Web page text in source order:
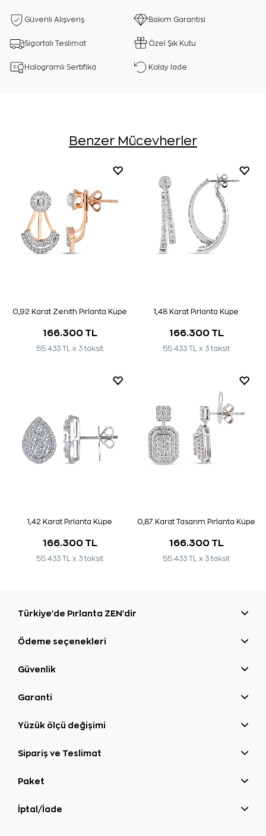
Güvenli Alışveriş Bakım Garantisi
Sigortalı Teslimat Özel Şık Kutu
Hologramlı Sertifika Kolay İade
Benzer Mücevherler
0,92 Karat Zenith Pırlanta Küpe
166.300 TL
55.433 TL x 3 taksit
1,48 Karat Pırlanta Küpe
166.300 TL
55.433 TL x 3 taksit
1,42 Karat Pırlanta Küpe
166.300 TL
55.433 TL x 3 taksit
0,87 Karat Tasarım Pırlanta Küpe
166.300 TL
55.433 TL x 3 taksit
Türkiye'de Pırlanta ZEN'dir
Ödeme seçenekleri
Güvenlik
Garanti
Yüzük ölçü değişimi
Sipariş ve Teslimat
Paket
İptal/İade